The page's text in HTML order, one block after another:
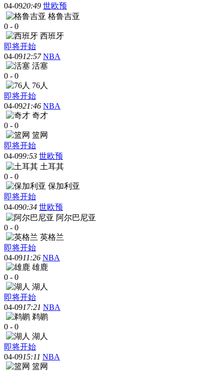
04-0920:49 世欧预
格鲁吉亚
0 - 0
西班牙
即将开始
04-0912:57 NBA
活塞
0 - 0
76人
即将开始
04-0921:46 NBA
奇才
0 - 0
篮网
即将开始
04-099:53 世欧预
土耳其
0 - 0
保加利亚
即将开始
04-090:34 世欧预
阿尔巴尼亚
0 - 0
英格兰
即将开始
04-0911:26 NBA
雄鹿
0 - 0
湖人
即将开始
04-0917:21 NBA
鹈鹕
0 - 0
湖人
即将开始
04-0915:11 NBA
篮网